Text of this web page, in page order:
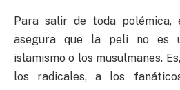
Para salir de toda polémica,
asegura que la peli no es
islamismo o los musulmanes.
los radicales, a los